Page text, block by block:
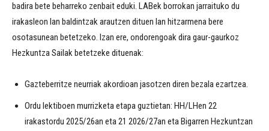
badira bete beharreko zenbait eduki. LABek borrokan jarraituko du
irakasleon lan baldintzak arautzen dituen lan hitzarmena bere
osotasunean betetzeko. Izan ere, ondorengoak dira gaur-gaurkoz
Hezkuntza Sailak betetzeke dituenak:
Gazteberritze neurriak akordioan jasotzen diren bezala ezartzea.
Ordu lektiboen murrizketa etapa guztietan: HH/LHen 22
irakastordu 2025/26an eta 21 2026/27an eta Bigarren Hezkuntzan